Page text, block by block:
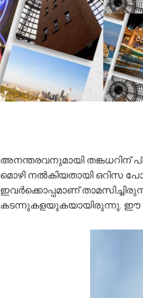
അനന്തരവനുമായി തങ്കധറിന്
മൊഴി നല്‍കിയതായി ഒറിസ
ഇവര്‍ക്കൊപ്പമാണ്
കടന്നുകളയുകയായിരുന്നു. ഈ